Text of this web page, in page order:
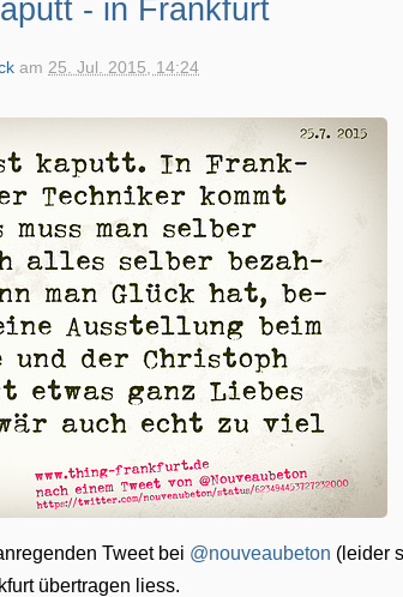
- in Frankfurt
am25. Jul. 2015, 14:24
Tweet bei @nouveaubeton (leider
übertragen liess.